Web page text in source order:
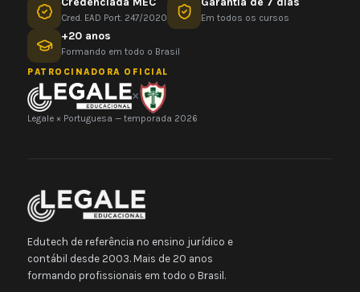
Cred. EAD Port. 247/2020 Em todos os cursos
+20 anos
Formando em todo o Brasil
PATROCINADORA OFICIAL
×
Legale × Portuguesa — temporada 2026
Edutech de referência no ensino jurídico e
contábil desde 2003. Mais de 20 anos
formando profissionais em todo o Brasil.